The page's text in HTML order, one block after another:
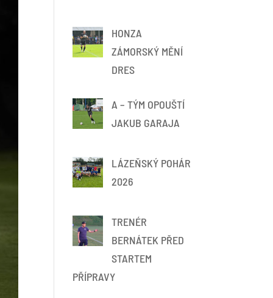
HONZA
ZÁMORSKÝ MĚNÍ
DRES
A – TÝM OPOUŠTÍ
JAKUB GARAJA
LÁZEŇSKÝ POHÁR
2026
TRENÉR
BERNÁTEK PŘED
STARTEM
PŘÍPRAVY